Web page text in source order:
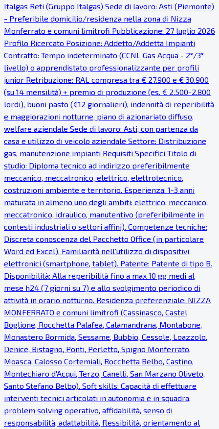
Italgas Reti (Gruppo Italgas) Sede di lavoro: Asti (Piemonte)
- Preferibile domicilio/residenza nella zona di Nizza
Monferrato e comuni limitrofi Pubblicazione: 27 luglio 2026
Profilo Ricercato Posizione: Addetto/Addetta Impianti
Contratto: Tempo indeterminato (CCNL Gas Acqua - 2°/3°
livello) o apprendistato professionalizzante per profili
junior Retribuzione: RAL compresa tra € 27.900 e € 30.900
(su 14 mensilità) + premio di produzione (es. € 2.500-2.800
lordi), buoni pasto (€12 giornalieri), indennità di reperibilità
e maggiorazioni notturne, piano di azionariato diffuso,
welfare aziendale Sede di lavoro: Asti, con partenza da
casa e utilizzo di veicolo aziendale Settore: Distribuzione
gas, manutenzione impianti Requisiti Specifici Titolo di
studio: Diploma tecnico ad indirizzo preferibilmente
meccanico, meccatronico, elettrico, elettrotecnico,
costruzioni ambiente e territorio. Esperienza: 1-3 anni
maturata in almeno uno degli ambiti: elettrico, meccanico,
meccatronico, idraulico, manutentivo (preferibilmente in
contesti industriali o settori affini). Competenze tecniche:
Discreta conoscenza del Pacchetto Office (in particolare
Word ed Excel). Familiarità nell'utilizzo di dispositivi
elettronici (smartphone, tablet). Patente: Patente di tipo B.
Disponibilità: Alla reperibilità fino a max 10 gg medi al
mese h24 (7 giorni su 7) e allo svolgimento periodico di
attività in orario notturno. Residenza preferenziale: NIZZA
MONFERRATO e comuni limitrofi (Cassinasco, Castel
Boglione, Rocchetta Palafea, Calamandrana, Montabone,
Monastero Bormida, Sessame, Bubbio, Cessole, Loazzolo,
Denice, Bistagno, Ponti, Perletto, Spigno Monferrato,
Moasca, Calosso Cortemiali, Rocchetta Belbo, Castino,
Montechiaro d'Acqui, Terzo, Canelli, San Marzano Oliveto,
Santo Stefano Belbo). Soft skills: Capacità di effettuare
interventi tecnici articolati in autonomia e in squadra,
problem solving operativo, affidabilità, senso di
responsabilità, adattabilità, flessibilità, orientamento al